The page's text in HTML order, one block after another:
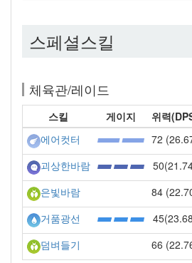
스페셜스킬
체육관/레이드
스킬 게이지 위력
에어컷터
72
괴상한바람
은빛바람
84
거품광선
덤벼들기
66